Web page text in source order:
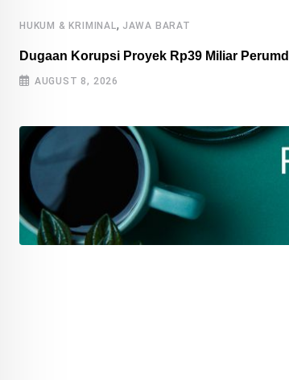
HUKUM & KRIMINAL, JAWA BARAT
Dugaan Korupsi Proyek Rp39 Miliar
AUGUST 8, 2026